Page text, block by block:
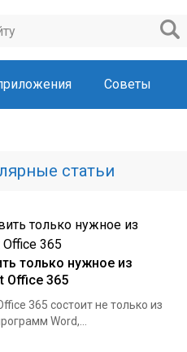
Советы
статьи
только нужное из
Office 365
365 состоит не только из
Word,...